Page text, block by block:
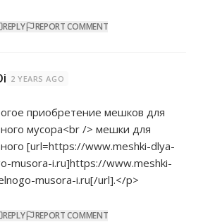
REPLY REPORT COMMENT
2 YEARS AGO
приобретение мешков для
мусора<br /> мешки для
[url=https://www.meshki-dlya-
musora-i.ru]https://www.meshki-
musora-i.ru[/url].</p>
REPLY REPORT COMMENT